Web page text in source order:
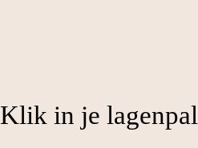
Klik in je